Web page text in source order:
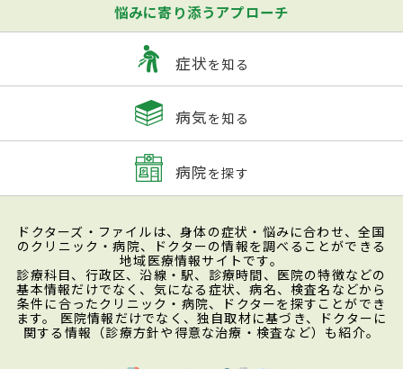
悩みに寄り添うアプローチ
症状を知る
病気を知る
病院を探す
ドクターズ・ファイルは、身体の症状・悩みに合わせ、全国
のクリニック・病院、ドクターの情報を調べることができる
地域医療情報サイトです。
診療科目、行政区、沿線・駅、診療時間、医院の特徴などの
基本情報だけでなく、気になる症状、病名、検査名などから
条件に合ったクリニック・病院、ドクターを探すことができ
ます。 医院情報だけでなく、独自取材に基づき、ドクターに
関する情報（診療方針や得意な治療・検査など）も紹介。